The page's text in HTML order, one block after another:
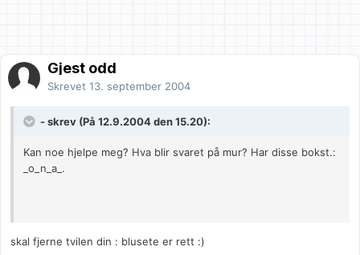
Gjest odd
Skrevet 13. september 2004
- skrev (På 12.9.2004 den 15.20):
Kan noe hjelpe meg? Hva blir svaret på mur? Har disse bokst.:
_o_n_a_.
skal fjerne tvilen din : blusete er rett :)